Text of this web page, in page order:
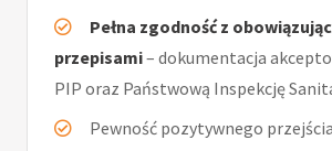
Pełna zgodność z
przepisami– dokumentacja
PIP oraz Państwową Inspekcję
Pewność pozytywnego